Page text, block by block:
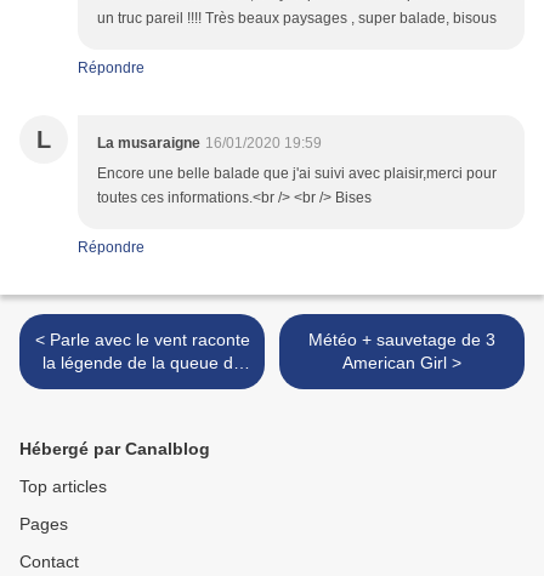
un truc pareil !!!! Très beaux paysages , super balade, bisous
Répondre
L La musaraigne 16/01/2020 19:59
Encore une belle balade que j'ai suivi avec plaisir,merci pour
toutes ces informations.<br /> <br /> Bises
Répondre
< Parle avec le vent raconte
la légende de la queue du
Lapin
Météo + sauvetage de 3
American Girl >
Hébergé par Canalblog
Top articles
Pages
Contact